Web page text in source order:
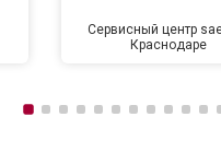
Сервисный центр
Краснодаре